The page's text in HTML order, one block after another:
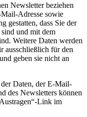
Newsletter beziehen
Adresse sowie
gestatten, dass Sie der
und mit dem
Weitere Daten werden
ausschließlich für den
geben sie nicht an
Daten, der E-Mail-
des Newsletters können
Link im